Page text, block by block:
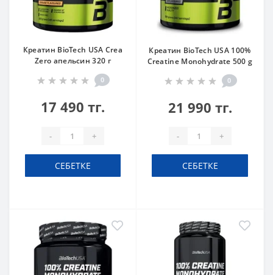
Креатин BioTech USA Crea
Zero апельсин 320 г
0
17 490 тг.
- +
СЕБЕТКЕ
Креатин BioTech USA 100%
Creatine Monohydrate 500 g
0
21 990 тг.
- +
СЕБЕТКЕ